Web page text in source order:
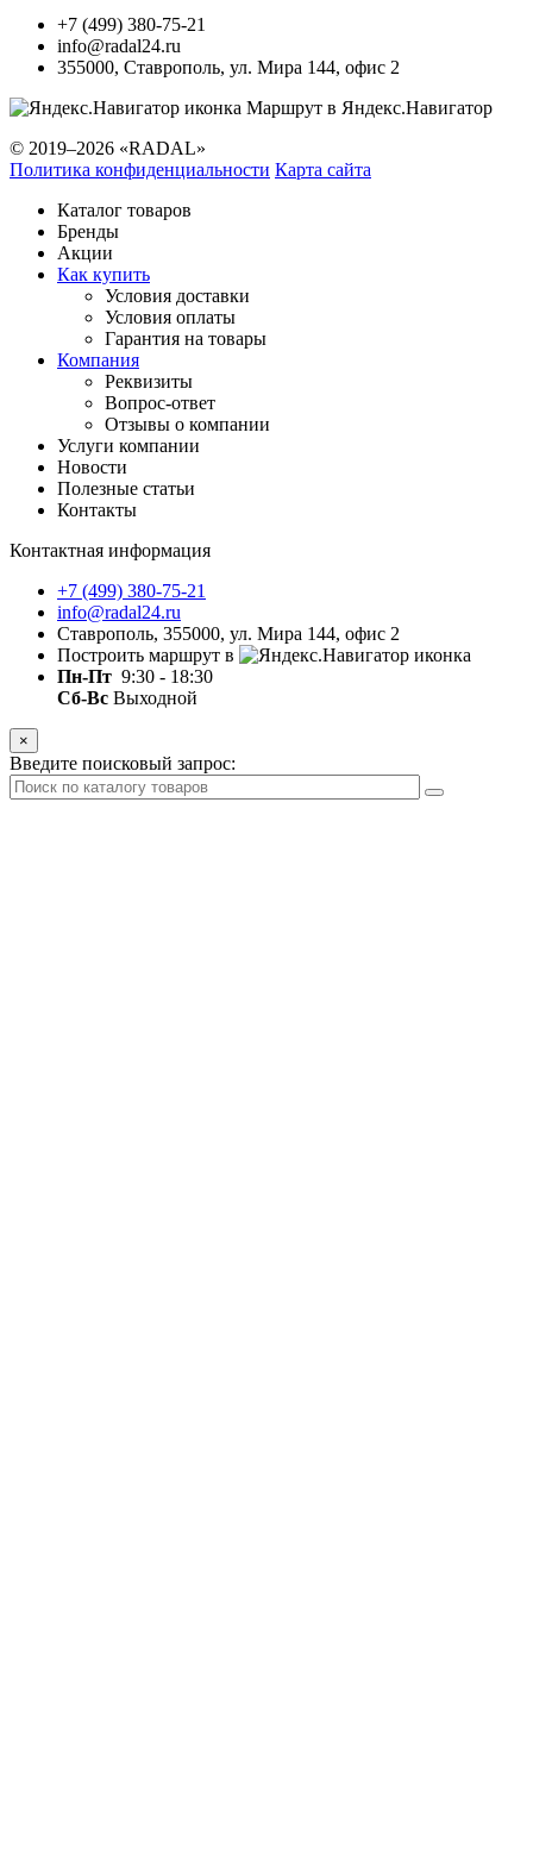
+7 (499) 380-75-21
info@radal24.ru
355000, Ставрополь, ул. Мира 144, офис 2
Маршрут в Яндекс.Навигатор
© 2019–2026 «RADAL»
Политика конфиденциальности Карта сайта
Каталог товаров
Бренды
Акции
Как купить
Условия доставки
Условия оплаты
Гарантия на товары
Компания
Реквизиты
Вопрос-ответ
Отзывы о компании
Услуги компании
Новости
Полезные статьи
Контакты
Контактная информация
+7 (499) 380-75-21
info@radal24.ru
Ставрополь, 355000, ул. Мира 144, офис 2
Построить маршрут в
Пн-Пт 9:30 - 18:30
Сб-Вс Выходной
×
Введите поисковый запрос: